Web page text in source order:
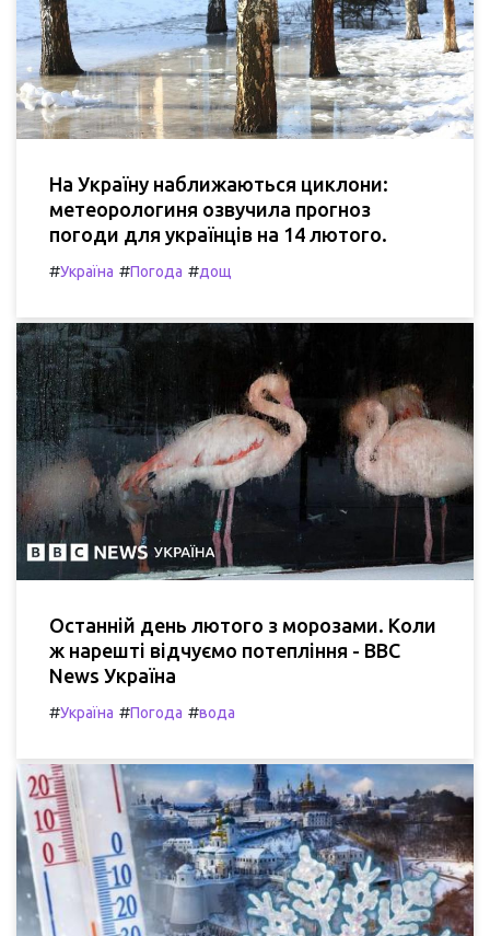
На Україну наближаються циклони:
метеорологиня озвучила прогноз
погоди для українців на 14 лютого.
#Україна #Погода #дощ
Останній день лютого з морозами. Коли
ж нарешті відчуємо потепління - BBC
News Україна
#Україна #Погода #вода